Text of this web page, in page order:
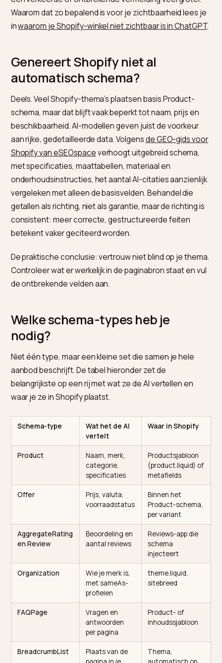
liefst feiten die het met zekerheid kan uitlezen. De
standaard staat beschreven opSchema.org Product
als data mee, dan kan een AI-antwoord ze
overnemen. Verstop je ze in vrije tekst, dan is de kans
een verkeerde of ontbrekende vermelding veel
Waarom dat zo bepalend is voor je zichtbaarheid
inwaarom je Shopify-winkel niet zichtbaar is in
Genereert Shopify niet al
automatisch schema?
Deels. Veel Shopify-thema’s plaatsen basis Product-
schema, maar dat blijft vaak beperkt tot naam, prijs en
beschikbaarheid. AI-modellen geven juist de voorkeur
aan rijke, gedetailleerde data. Volgensde GEO-gids
Shopify van eSEOspaceverhoogt uitgebreid schema,
met specificaties, maattabellen, materiaal en
vergeleken met alleen de basisvelden. Behandel die
getallen als richting, niet als garantie, maar de richting
consistent: meer correcte, gestructureerde feiten
betekent vaker geciteerd worden.
De praktische conclusie: vertrouw niet blind op je
Controleer wat er werkelijk in de paginabron staat en
de ontbrekende velden aan.
Welke schema-types heb je
Niet één type, maar een kleine set die samen je hele
aanbod beschrijft. De tabel hieronder zet de
belangrijkste op een rij met wat ze de AI vertellen en
waar je ze in Shopify plaatst.
Schema-type
Wat het de AI
vertelt
Waar in Shopify
Product
Naam, merk,
categorie,
specificaties
Productsjabloon
(product.liquid)
metafields
Offer
Prijs, valuta,
voorraadstatus
Binnen het
Product-